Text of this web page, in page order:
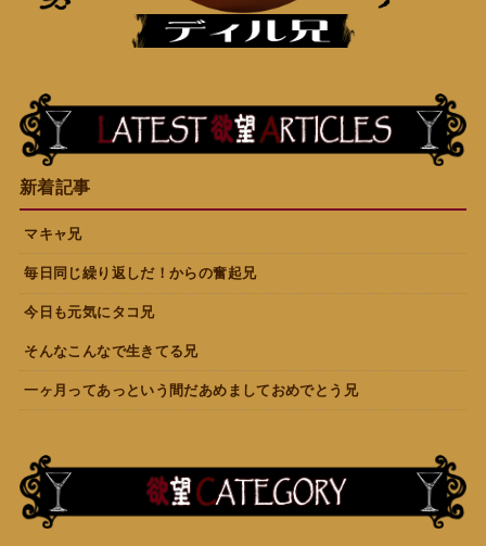
新着記事
マキャ兄
毎日同じ繰り返しだ！からの奮起兄
今日も元気にタコ兄
そんなこんなで生きてる兄
一ヶ月ってあっという間だあめましておめでとう兄